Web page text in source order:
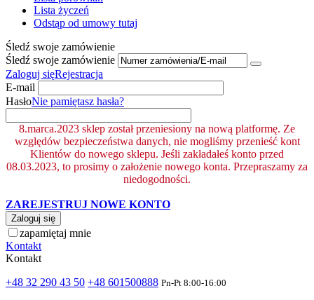
Lista życzeń
Odstąp od umowy tutaj
Śledź swoje zamówienie
Śledź swoje zamówienie
Zaloguj sięRejestracja
E-mail
HasłoNie pamiętasz hasła?
8.marca.2023 sklep został przeniesiony na nową platformę. Ze
względów bezpieczeństwa danych, nie mogliśmy przenieść kont
Klientów do nowego sklepu. Jeśli zakładałeś konto przed
08.03.2023, to prosimy o założenie nowego konta. Przepraszamy za
niedogodności.
ZAREJESTRUJ NOWE KONTO
Zaloguj się
zapamiętaj mnie
Kontakt
Kontakt
+48 32 290 43 50 +48 601500888 Pn-Pt 8:00-16:00